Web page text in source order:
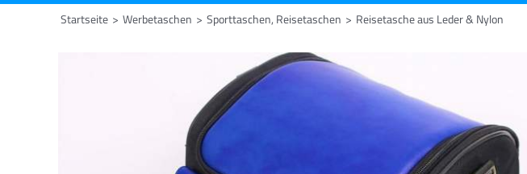
Startseite Werbetaschen Sporttaschen, Reisetaschen Reisetasche aus Leder & Nylon